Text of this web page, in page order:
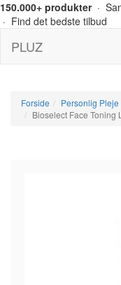
150.000+ produkter·
· Find det bedste tilbud
PLUZ
Forside
Personlig
Bioselect Face Toning